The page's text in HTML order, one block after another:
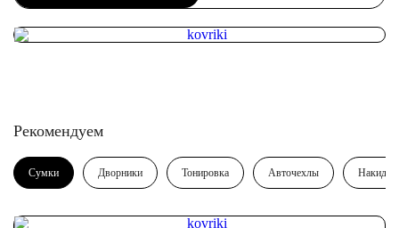
Рекомендуем
Сумки Дворники Тонировка Авточехлы Накидки